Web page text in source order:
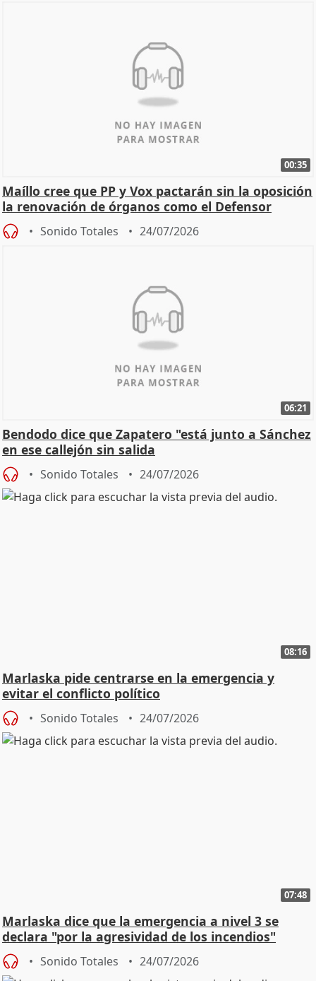
00:35
Maíllo cree que PP y Vox pactarán sin la oposición
la renovación de órganos como el Defensor
Sonido Totales 24/07/2026
06:21
Bendodo dice que Zapatero "está junto a Sánchez
en ese callejón sin salida
Sonido Totales 24/07/2026
08:16
Marlaska pide centrarse en la emergencia y
evitar el conflicto político
Sonido Totales 24/07/2026
07:48
Marlaska dice que la emergencia a nivel 3 se
declara "por la agresividad de los incendios"
Sonido Totales 24/07/2026